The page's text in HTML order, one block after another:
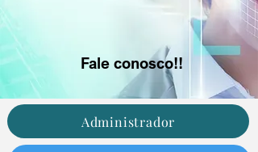
Fale conosco!!
Administrador